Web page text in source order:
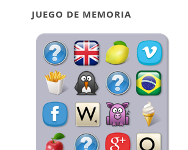
JUEGO DE MEMORIA